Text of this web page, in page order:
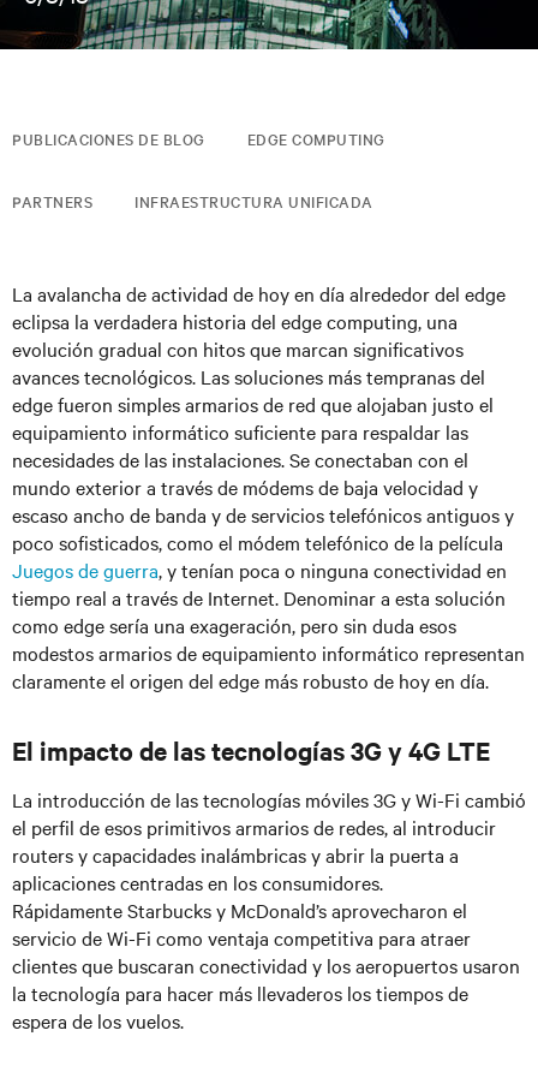
PUBLICACIONES DE BLOG EDGE COMPUTING
PARTNERS INFRAESTRUCTURA UNIFICADA
La avalancha de actividad de hoy en día alrededor del edge
eclipsa la verdadera historia del edge computing, una
evolución gradual con hitos que marcan significativos
avances tecnológicos. Las soluciones más tempranas del
edge fueron simples armarios de red que alojaban justo el
equipamiento informático suficiente para respaldar las
necesidades de las instalaciones. Se conectaban con el
mundo exterior a través de módems de baja velocidad y
escaso ancho de banda y de servicios telefónicos antiguos y
poco sofisticados, como el módem telefónico de la película
Juegos de guerra, y tenían poca o ninguna conectividad en
tiempo real a través de Internet. Denominar a esta solución
como edge sería una exageración, pero sin duda esos
modestos armarios de equipamiento informático representan
claramente el origen del edge más robusto de hoy en día.
El impacto de las tecnologías 3G y 4G LTE
La introducción de las tecnologías móviles 3G y Wi-Fi cambió
el perfil de esos primitivos armarios de redes, al introducir
routers y capacidades inalámbricas y abrir la puerta a
aplicaciones centradas en los consumidores.
Rápidamente Starbucks y McDonald’s aprovecharon el
servicio de Wi-Fi como ventaja competitiva para atraer
clientes que buscaran conectividad y los aeropuertos usaron
la tecnología para hacer más llevaderos los tiempos de
espera de los vuelos.